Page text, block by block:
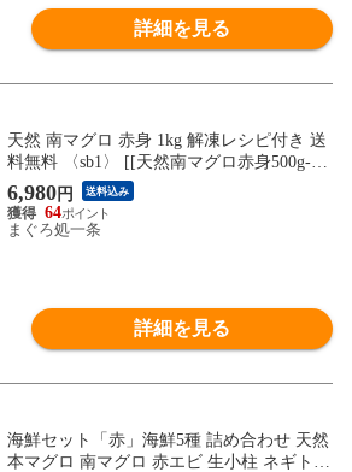
詳細を見る
天然 南マグロ 赤身 1kg 解凍レシピ付き 送
料無料 〈sb1〉 [[天然南マグロ赤身500g-2
p]
6,980円 送料込み
64
まぐろ処一条
詳細を見る
海鮮セット「赤」海鮮5種 詰め合わせ 天然
本マグロ 南マグロ 赤エビ 生小柱 ネギト